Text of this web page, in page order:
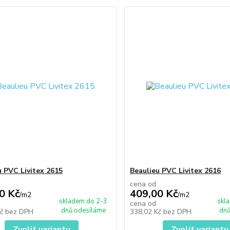
PVC Livitex 2615
Kč/m2
bez DPH
skladem do 2-3
dnů odesíláme
Beaulieu PVC Livitex 2616
cena od
409,00 Kč/m2
cena od
338,02 Kč bez DPH